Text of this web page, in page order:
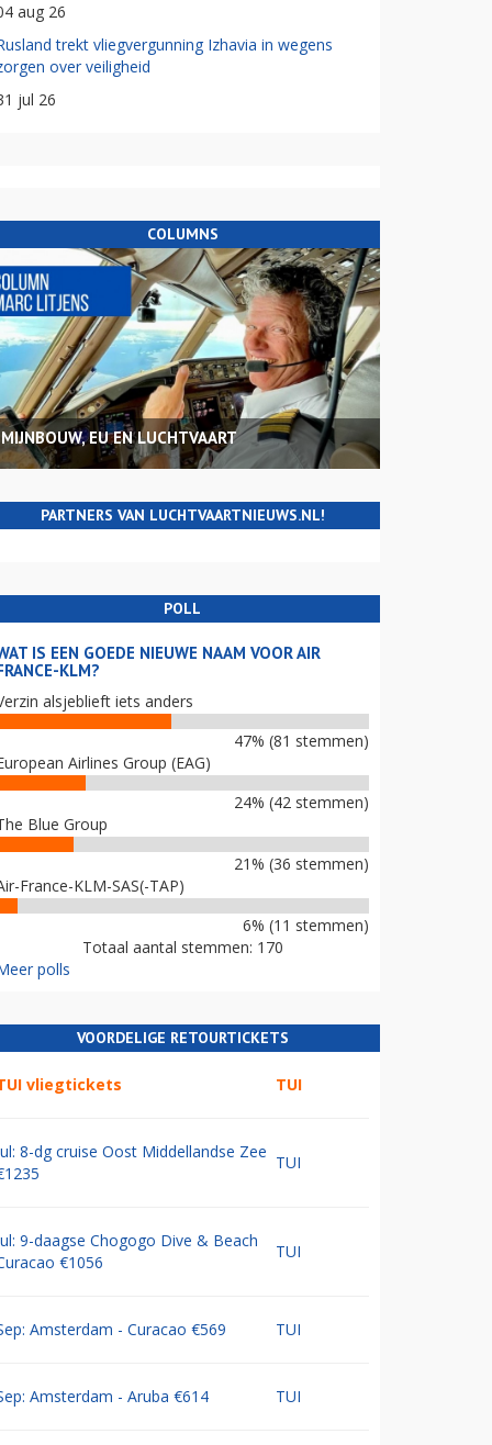
aug 26
trekt vliegvergunning Izhavia in wegens
over veiligheid
jul 26
COLUMNS
MIJNBOUW, EU EN LUCHTVAART
PARTNERS VAN LUCHTVAARTNIEUWS.NL!
POLL
IS EEN GOEDE NIEUWE NAAM VOOR AIR
KLM?
alsjeblieft iets anders
47% (81 stemmen)
Airlines Group (EAG)
24% (42 stemmen)
Blue Group
21% (36 stemmen)
France-KLM-SAS(-TAP)
6% (11 stemmen)
Totaal aantal stemmen: 170
polls
VOORDELIGE RETOURTICKETS
vliegtickets TUI
8-dg cruise Oost Middellandse Zee
TUI
9-daagse Chogogo Dive & Beach
€1056
TUI
Amsterdam - Curacao €569 TUI
Amsterdam - Aruba €614 TUI